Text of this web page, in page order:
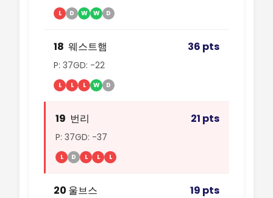
L D W W D
18 웨스트햄 36 pts
P: 37GD: -22
L L L W D
19 번리 21 pts
P: 37GD: -37
L D L L L
20 울브스 19 pts